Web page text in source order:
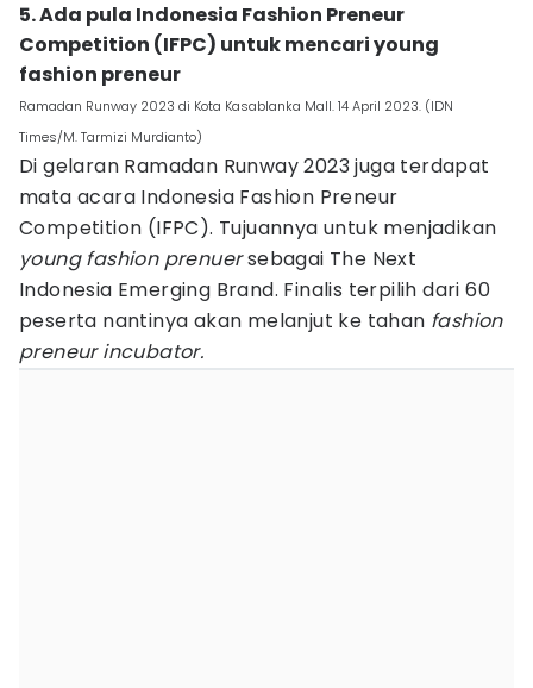
5. Ada pula Indonesia Fashion Preneur
Competition (IFPC) untuk mencari young
fashion preneur
Ramadan Runway 2023 di Kota Kasablanka Mall. 14 April 2023. (IDN
Times/M. Tarmizi Murdianto)
Di gelaran Ramadan Runway 2023 juga terdapat
mata acara Indonesia Fashion Preneur
Competition (IFPC). Tujuannya untuk menjadikan
young fashion prenuersebagai The Next
Indonesia Emerging Brand. Finalis terpilih dari 60
peserta nantinya akan melanjut ke tahan fashion
preneur incubator.